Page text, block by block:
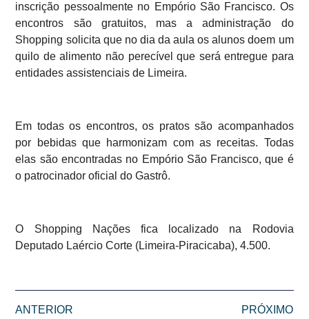
inscrição pessoalmente no Empório São Francisco. Os
encontros são gratuitos, mas a administração do
Shopping solicita que no dia da aula os alunos doem um
quilo de alimento não perecível que será entregue para
entidades assistenciais de Limeira.
Em todas os encontros, os pratos são acompanhados
por bebidas que harmonizam com as receitas. Todas
elas são encontradas no Empório São Francisco, que é
o patrocinador oficial do Gastrô.
O Shopping Nações fica localizado na Rodovia
Deputado Laércio Corte (Limeira-Piracicaba), 4.500.
ANTERIOR PRÓXIMO